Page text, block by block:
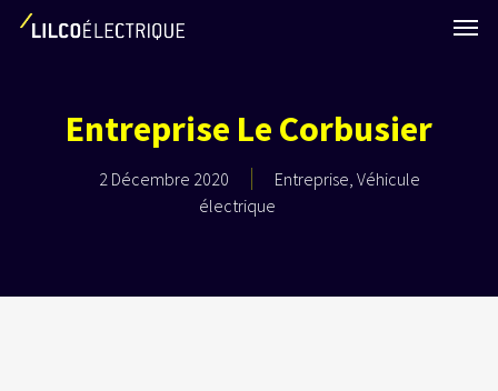
Skip
Menu
Entreprise Le Corbusier
2 Décembre 2020 Entreprise,Véhicule
électrique